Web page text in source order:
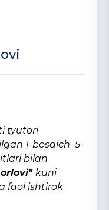
tyutori
1-bosqich 5-
bilan
kuni
faol ishtirok